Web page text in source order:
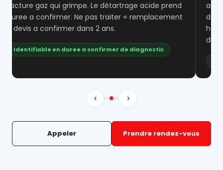
ans, la carte se remplace (devis a confirmer). Au-
delà, la question du remplacement se pose
honnêtement — nous la tranchons lors du
‹ ›
Appeler Prendre rendez-vous